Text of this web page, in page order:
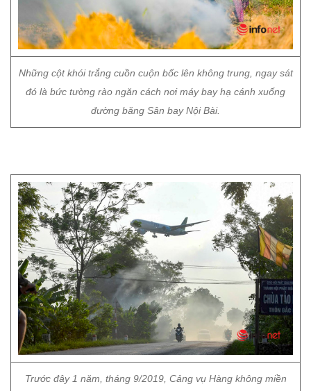
Những cột khói trắng cuồn cuộn bốc lên không trung, ngay sát
đó là bức tường rào ngăn cách nơi máy bay hạ cánh xuống
đường băng Sân bay Nội Bài.
Trước đây 1 năm, tháng 9/2019, Cảng vụ Hàng không miền